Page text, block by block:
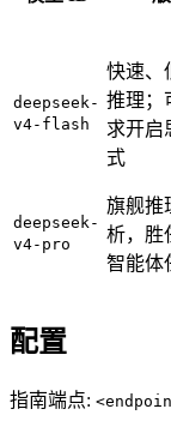
deepseek-
v4-flash
快速、
推理；
求开启
式
deepseek-
v4-pro
旗舰推
析，胜
智能体
配置
指南端点: